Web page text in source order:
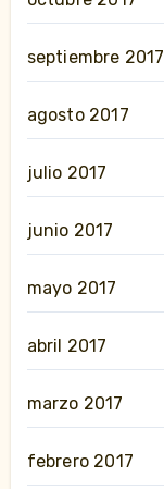
septiembre 2017
agosto 2017
julio 2017
junio 2017
mayo 2017
abril 2017
marzo 2017
febrero 2017